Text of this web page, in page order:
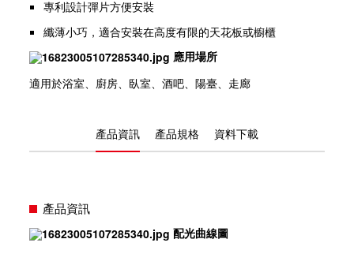
專利設計彈片方便安裝
纖薄小巧，適合安裝在高度有限的天花板或櫥櫃
應用場所
適用於浴室、廚房、臥室、酒吧、陽臺、走廊
產品資訊 產品規格 資料下載
產品資訊
配光曲線圖